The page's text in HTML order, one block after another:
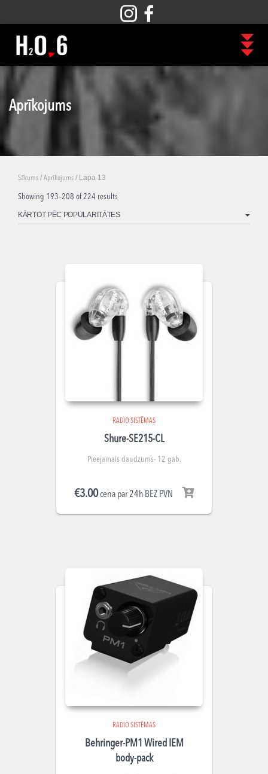
Aprīkojums
Sākums / Aprīkojums / Lapa 13
Showing 193–208 of 224 results
RADIO SISTĒMAS
Shure-SE215-CL
Pieejamais daudzums- 12 gab.
€3.00cena par 24h BEZ PVN
RADIO SISTĒMAS
Behringer-PM1 Wired IEM
body-pack